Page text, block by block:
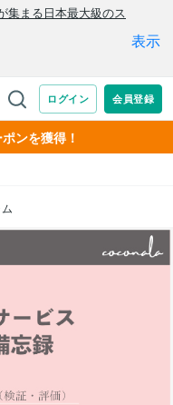
ンを獲得！